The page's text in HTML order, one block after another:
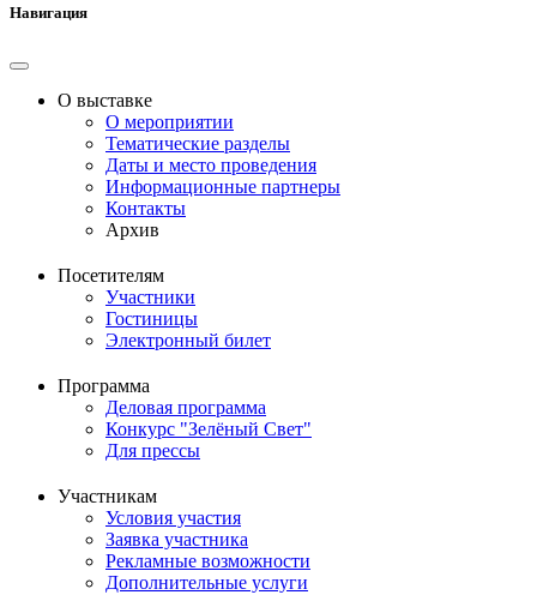
учётной
Навигация
О выставке
О мероприятии
Тематические разделы
Даты и место проведения
Информационные партнеры
Контакты
Архив
Посетителям
Участники
Гостиницы
Электронный билет
Программа
Деловая программа
Конкурс "Зелёный Свет"
Для прессы
Участникам
Условия участия
Заявка участника
Рекламные возможности
Дополнительные услуги